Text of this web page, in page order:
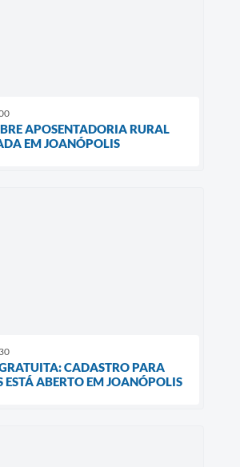
APOSENTADORIA RURAL
EM JOANÓPOLIS
CADASTRO PARA
ESTÁ ABERTO EM JOANÓPOLIS